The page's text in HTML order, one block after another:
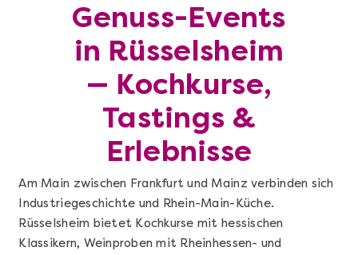
Genuss-Events
in Rüsselsheim
— Kochkurse,
Tastings &
Erlebnisse
Am Main zwischen Frankfurt und Mainz verbinden sich
Industriegeschichte und Rhein-Main-Küche.
Rüsselsheim bietet Kochkurse mit hessischen
Klassikern, Weinproben mit Rheinhessen- und